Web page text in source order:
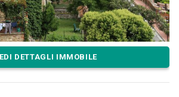
DETTAGLI IMMOBILE